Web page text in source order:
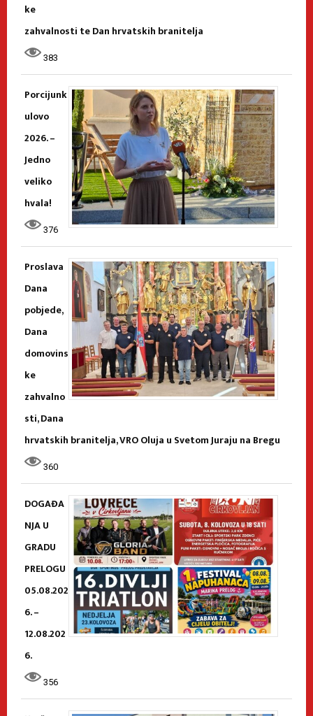
ke
zahvalnosti te Dan hrvatskih branitelja
383
Porcijunk
ulovo
2026. –
Jedno
veliko
hvala!
376
Proslava
Dana
pobjede,
Dana
domovins
ke
zahvalno
sti, Dana
hrvatskih branitelja, VRO Oluja u Svetom Juraju na Bregu
360
DOGAĐA
NJA U
GRADU
PRELOGU
05.08.202
6. –
12.08.202
6.
356